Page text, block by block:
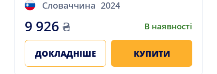
Словаччина 2024
9 926 ₴ В наявності
ДОКЛАДНІШЕ КУПИТИ